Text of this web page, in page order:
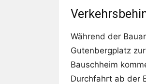
Während der
Gutenbergplatz
Bauschheim
Durchfahrt ab der